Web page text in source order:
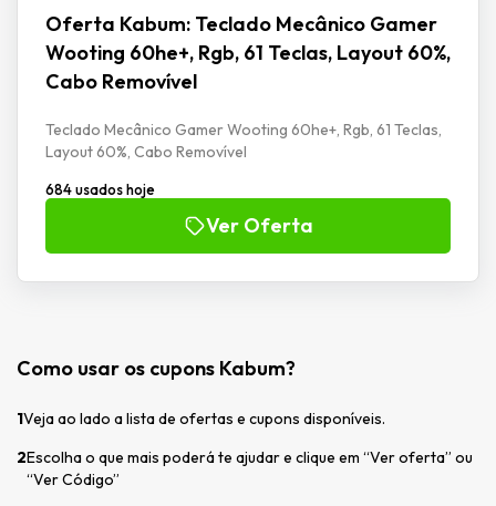
Oferta Kabum: Teclado Mecânico Gamer
Wooting 60he+, Rgb, 61 Teclas, Layout 60%,
Cabo Removível
Teclado Mecânico Gamer Wooting 60he+, Rgb, 61 Teclas,
Layout 60%, Cabo Removível
684 usados hoje
Ver Oferta
Como usar os cupons Kabum?
1Veja ao lado a lista de ofertas e cupons disponíveis.
2Escolha o que mais poderá te ajudar e clique em “Ver oferta” ou
“Ver Código”